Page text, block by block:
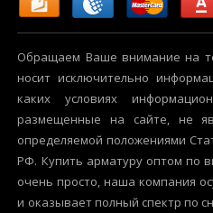
Обращаем Ваше внимание на
носит исключительно
каких условиях
размещенные на сайте, не
определяемой положениями
РФ. Купить арматуру оптом по
очень просто, наша компания
и оказывает полный спектр по